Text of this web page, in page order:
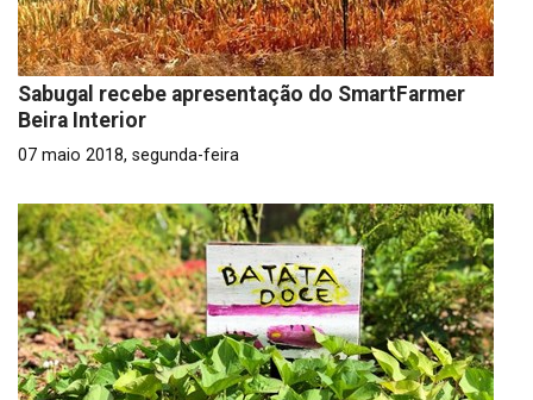
Sabugal recebe apresentação do SmartFarmer
Beira Interior
07 maio 2018, segunda-feira